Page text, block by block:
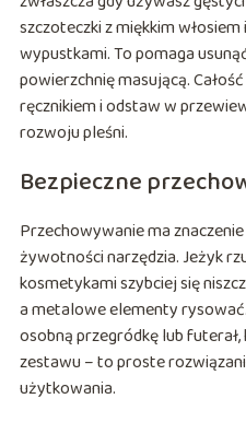
szczoteczki z miękkim
wypustkami. To pomaga
powierzchnię masującą.
ręcznikiem i odstaw w
rozwoju pleśni.
Bezpieczne
Przechowywanie ma
żywotności narzędzia. Jeżyk
kosmetykami szybciej się
a metalowe elementy
osobną przegródkę lub
zestawu – to proste
użytkowania.